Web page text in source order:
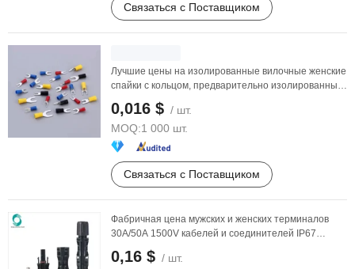
Связаться с Поставщиком
Лучшие цены на изолированные вилочные женские
спайки с кольцом, предварительно изолированные
0,016 $ / шт.
MOQ:1 000 шт.
Связаться с Поставщиком
Фабричная цена мужских и женских терминалов
30A/50A 1500V кабелей и соединителей IP67
солнечного ...
0,16 $ / шт.